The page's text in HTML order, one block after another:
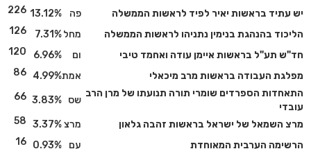
יש עתיד בראשות יאיר לפיד לראשות הממשלה פה 13.12%
226
הליכוד בהנהגת בנימין נתניהו לראשות הממשלה מחל7.31%
126
חד"ש תע"ל בראשות איימן עודה ואחמד טיבי ום 6.96%
120
מפלגת העבודה בראשות מרב מיכאלי אמת4.99%
86
התאחדות הספרדים שומרי תורה תנועתו של מרן הרב
עובדי
שס 3.83%
66
מרצ השמאל של ישראל בראשות זהבה גלאון מרצ3.37%
58
הרשימה הערבית המאוחדת עם 0.93%
16